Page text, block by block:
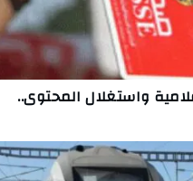
واستغلال المحتوى..